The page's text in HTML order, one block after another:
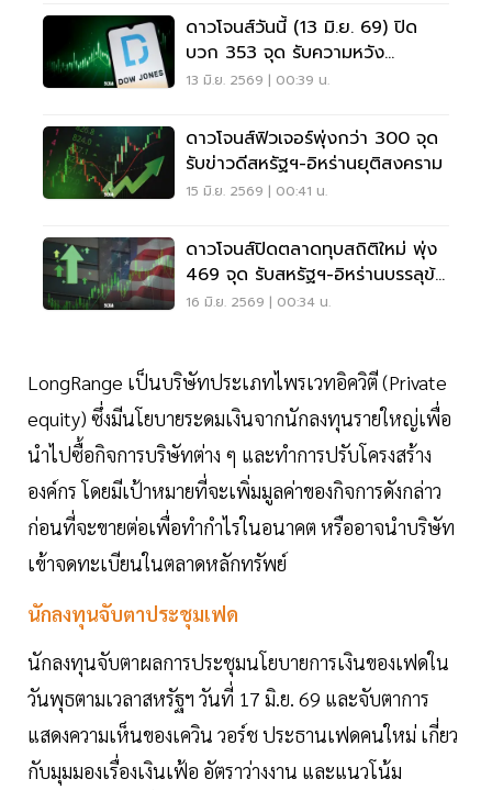
ดาวโจนส์วันนี้ (13 มิ.ย. 69) ปิด
บวก 353 จุด รับความหวัง
สันติภาพสหรัฐฯ-อิหร่าน
13 มิ.ย. 2569 | 00:39 น.
ดาวโจนส์ฟิวเจอร์พุ่งกว่า 300 จุด
รับข่าวดีสหรัฐฯ-อิหร่านยุติสงคราม
15 มิ.ย. 2569 | 00:41 น.
ดาวโจนส์ปิดตลาดทุบสถิติใหม่ พุ่ง
469 จุด รับสหรัฐฯ-อิหร่านบรรลุข้อ
ตกลงสันติภาพ
16 มิ.ย. 2569 | 00:34 น.
LongRange เป็นบริษัทประเภทไพรเวทอิควิตี (Private
equity) ซึ่งมีนโยบายระดมเงินจากนักลงทุนรายใหญ่เพื่อ
นำไปซื้อกิจการบริษัทต่าง ๆ และทำการปรับโครงสร้าง
องค์กร โดยมีเป้าหมายที่จะเพิ่มมูลค่าของกิจการดังกล่าว
ก่อนที่จะขายต่อเพื่อทำกำไรในอนาคต หรืออาจนำบริษัท
เข้าจดทะเบียนในตลาดหลักทรัพย์
นักลงทุนจับตาประชุมเฟด
นักลงทุนจับตาผลการประชุมนโยบายการเงินของเฟดใน
วันพุธตามเวลาสหรัฐฯ วันที่ 17 มิ.ย. 69 และจับตาการ
แสดงความเห็นของเควิน วอร์ช ประธานเฟดคนใหม่ เกี่ยว
กับมุมมองเรื่องเงินเฟ้อ อัตราว่างงาน และแนวโน้ม